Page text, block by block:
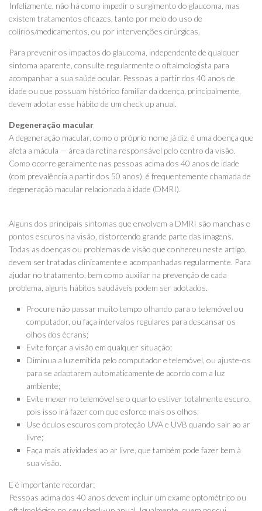
Infelizmente, não há como impedir o surgimento do glaucoma, mas
existem tratamentos eficazes, tanto por meio do uso de
colírios/medicamentos, ou por intervenções cirúrgicas.
Para prevenir os impactos do glaucoma, independente de qualquer
sintoma aparente, consulte regularmente o oftalmologista para
acompanhar a sua saúde ocular. Pessoas a partir dos 40 anos de
idade ou que possuam histórico familiar da doença, principalmente,
devem adotar esse hábito de um check up anual.
Degeneração macular
A degeneração macular, como o próprio nome já diz, é uma doença que
afeta a mácula — área da retina responsável pelo centro da visão.
Como ocorre geralmente nas pessoas acima dos 40 anos de idade
(com prevalência a partir dos 50 anos), é frequentemente chamada de
degeneração macular relacionada à idade (DMRI).
Alguns dos principais sintomas que envolvem a DMRI são manchas e
pontos escuros na visão, distorcendo grande parte das imagens.
Todas as doenças ou problemas de visão que conheceu neste artigo,
devem ser tratadas clinicamente e acompanhadas regularmente. Para
ajudar no tratamento, bem como auxiliar na prevenção de cada
problema, alguns hábitos saudáveis podem ser adotados.
Procure não passar muito tempo olhando para o telemóvel ou
computador, ou faça intervalos regulares para descansar os
olhos dos écrans;
Evite forçar a visão em qualquer situação;
Diminua a luz emitida pelo computador e telemóvel, ou ajuste-os
para se adaptarem automaticamente de acordo com a luz
ambiente;
Evite mexer no telemóvel se o quarto estiver totalmente escuro,
pois isso irá fazer com que esforce mais os olhos;
Use óculos escuros com proteção UVA e UVB quando sair ao ar
livre;
Faça mais atividades ao ar livre, que também pode fazer bem à
sua visão.
E é importante recordar:
Pessoas acima dos 40 anos devem incluir um exame optométrico ou